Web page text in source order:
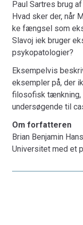
2017 (red.).
på Bloomsbury
2020) og Duke
Paul Sartres brug
Hvad sker der, når
ke fængsel som
Slavoj iek bruger
psykopatologier?
Eksempelvis
eksempler på, der
filosofisk tænkning,
undersøgende til
Om forfatteren
Brian Benjamin
Universitet med et
galskaben: